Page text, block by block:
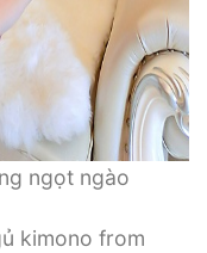
ngọt ngào
kimono from